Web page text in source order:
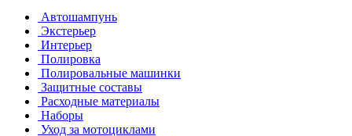
Автошампунь
Экстерьер
Интерьер
Полировка
Полировальные машинки
Защитные составы
Расходные материалы
Наборы
Уход за мотоциклами